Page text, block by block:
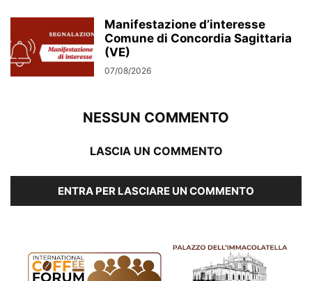
Manifestazione d’interesse
Comune di Concordia Sagittaria
(VE)
07/08/2026
NESSUN COMMENTO
LASCIA UN COMMENTO
ENTRA PER LASCIARE UN COMMENTO